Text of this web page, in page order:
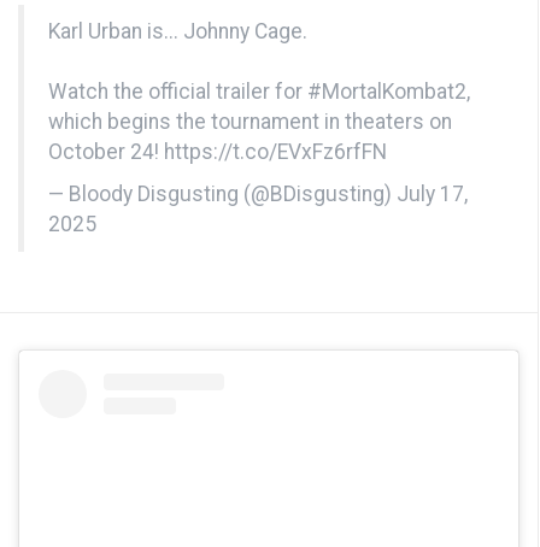
Karl Urban is... Johnny Cage.
Watch the official trailer for #MortalKombat2,
which begins the tournament in theaters on
October 24! https://t.co/EVxFz6rfFN
— Bloody Disgusting (@BDisgusting) July 17,
2025